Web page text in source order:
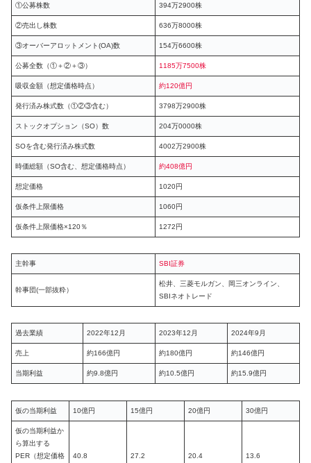
①公募株数 394万2900株
②売出し株数 636万8000株
③オーバーアロットメント(OA)数 154万6600株
公募全数（①＋②＋③） 1185万7500株
吸収金額（想定価格時点） 約120億円
発行済み株式数（①②③含む） 3798万2900株
ストックオプション（SO）数 204万0000株
SOを含む発行済み株式数 4002万2900株
時価総額（SO含む、想定価格時点） 約408億円
想定価格 1020円
仮条件上限価格 1060円
仮条件上限価格×120％ 1272円
主幹事 SBI証券
幹事団(一部抜粋）
松井、三菱モルガン、岡三オンライン、
SBIネオトレード
過去業績 2022年12月 2023年12月 2024年9月
売上 約166億円 約180億円 約146億円
当期利益 約9.8億円 約10.5億円 約15.9億円
仮の当期利益 10億円 15億円 20億円 30億円
仮の当期利益か
ら算出する
PER（想定価格
40.8 27.2 20.4 13.6